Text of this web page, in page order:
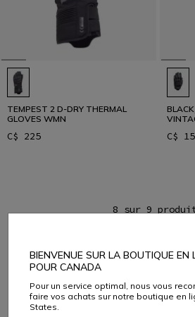
TEMPEST 2 D-DRY THERMAL
GLOVES WMN
C$ 225 C$
8 sur 9
1
2
Bottes
BIENVENUE SUR LA BOUTIQUE EN
POUR CANADA
Pour un service optimal, nous vous
faire vos achats sur notre boutique en
States.